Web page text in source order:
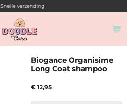
Snelle verzending
Biogance Organisime
Long Coat shampoo
€ 12,95